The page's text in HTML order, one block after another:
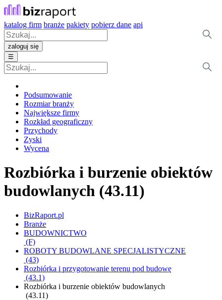
katalog firm branże pakiety pobierz dane api
zaloguj się
☰
Podsumowanie
Rozmiar branży
Największe firmy
Rozkład geograficzny
Przychody
Zyski
Wycena
Rozbiórka i burzenie obiektów
budowlanych (43.11)
BizRaport.pl
Branże
BUDOWNICTWO
(F)
ROBOTY BUDOWLANE SPECJALISTYCZNE
(43)
Rozbiórka i przygotowanie terenu pod budowę
(43.1)
Rozbiórka i burzenie obiektów budowlanych
(43.11)